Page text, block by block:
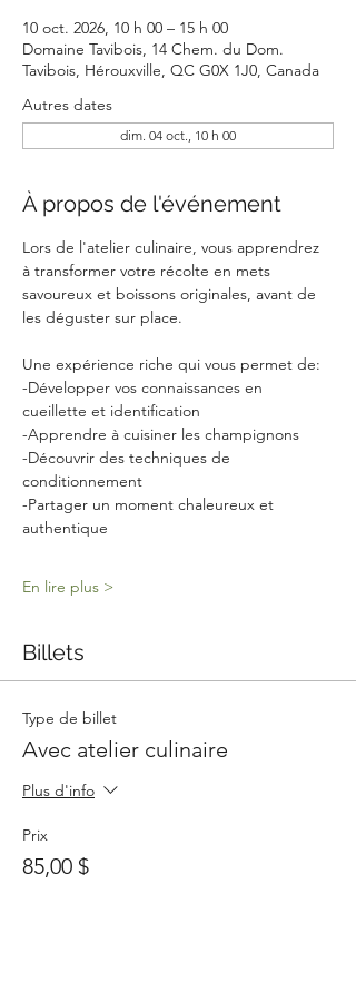
10 oct. 2026, 10 h 00 – 15 h 00
Domaine Tavibois, 14 Chem. du Dom.
Tavibois, Hérouxville, QC G0X 1J0, Canada
Autres dates
dim. 04 oct., 10 h 00
À propos de l'événement
Lors de l'atelier culinaire, vous apprendrez
à transformer votre récolte en mets
savoureux et boissons originales, avant de
les déguster sur place.
Une expérience riche qui vous permet de:
-Développer vos connaissances en
cueillette et identification
-Apprendre à cuisiner les champignons
-Découvrir des techniques de
conditionnement
-Partager un moment chaleureux et
authentique
En lire plus >
Billets
Type de billet
Avec atelier culinaire
Plus d'info
Prix
85,00 $